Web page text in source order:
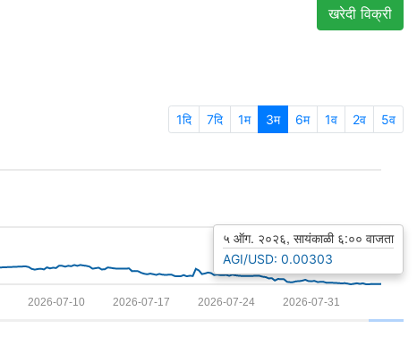
खरेदी विक्री
1दि 7दि 1म 3म 6म 1व 2व 5व
2026-07-31
2026-07-24
2026-07-17
2026-07-10
५ ऑग. २०२६, सायंकाळी ६:०० वाजता
AGI/USD: 0.00303